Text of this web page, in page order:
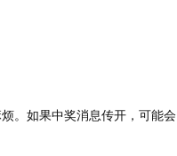
。如果中奖消息传开，可能会